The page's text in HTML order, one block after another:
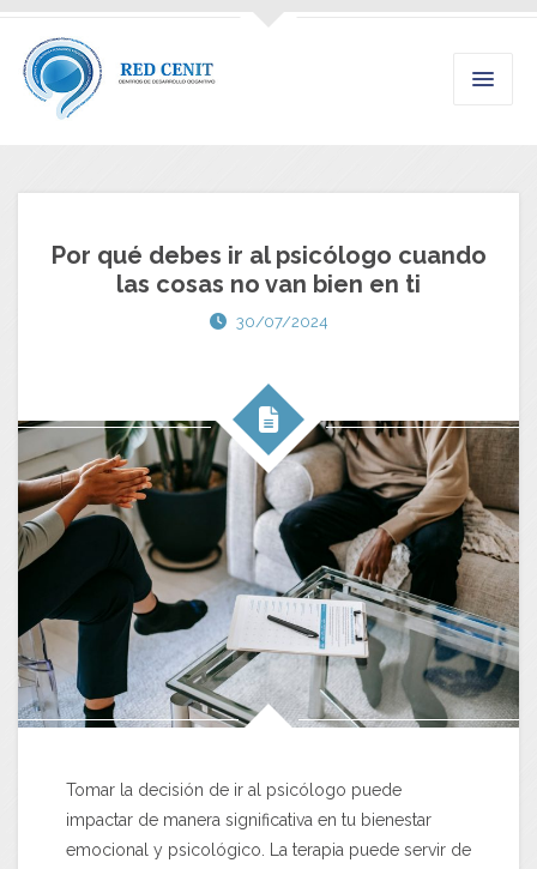
Por qué debes ir al psicólogo cuando
las cosas no van bien en ti
30/07/2024
Tomar la decisión de ir al psicólogo puede
impactar de manera significativa en tu bienestar
emocional y psicológico. La terapia puede servir de